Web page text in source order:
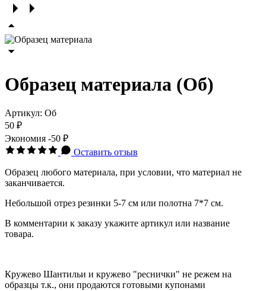
Образец материала (Об)
Артикул: Об
50 ₽
Экономия -50 ₽
Оставить отзыв
Образец любого материала, при условии, что материал не
заканчивается.
Небольшой отрез резинки 5-7 см или полотна 7*7 см.
В комментарии к заказу укажите артикул или название
товара.
Кружево Шантильи и кружево "реснички" не режем на
образцы т.к., они продаются готовыми купонами